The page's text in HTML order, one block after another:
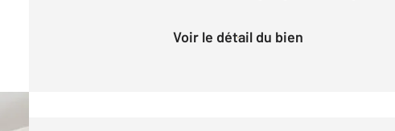
Voir le détail du bien